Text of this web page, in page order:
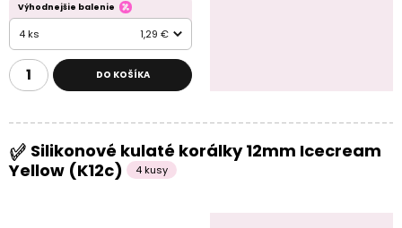
Výhodnejšie balenie
4 ks 1,29 €
DO KOŠÍKA
Silikonové kulaté korálky 12mm Icecream
Yellow (K12c)
4 kusy